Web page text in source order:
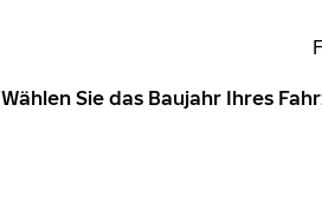
Wählen Sie das Baujahr Ihres